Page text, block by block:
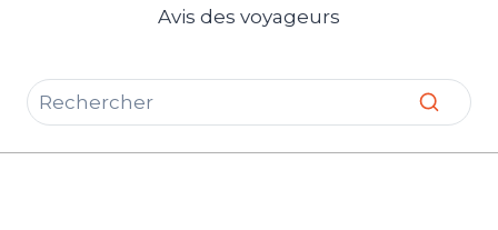
Avis des voyageurs